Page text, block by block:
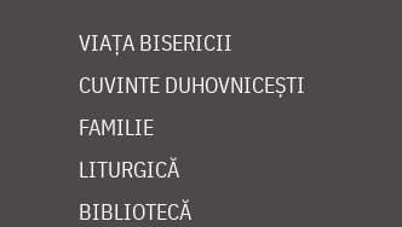
VIAȚA BISERICII
CUVINTE DUHOVNICEȘTI
FAMILIE
LITURGICĂ
BIBLIOTECĂ